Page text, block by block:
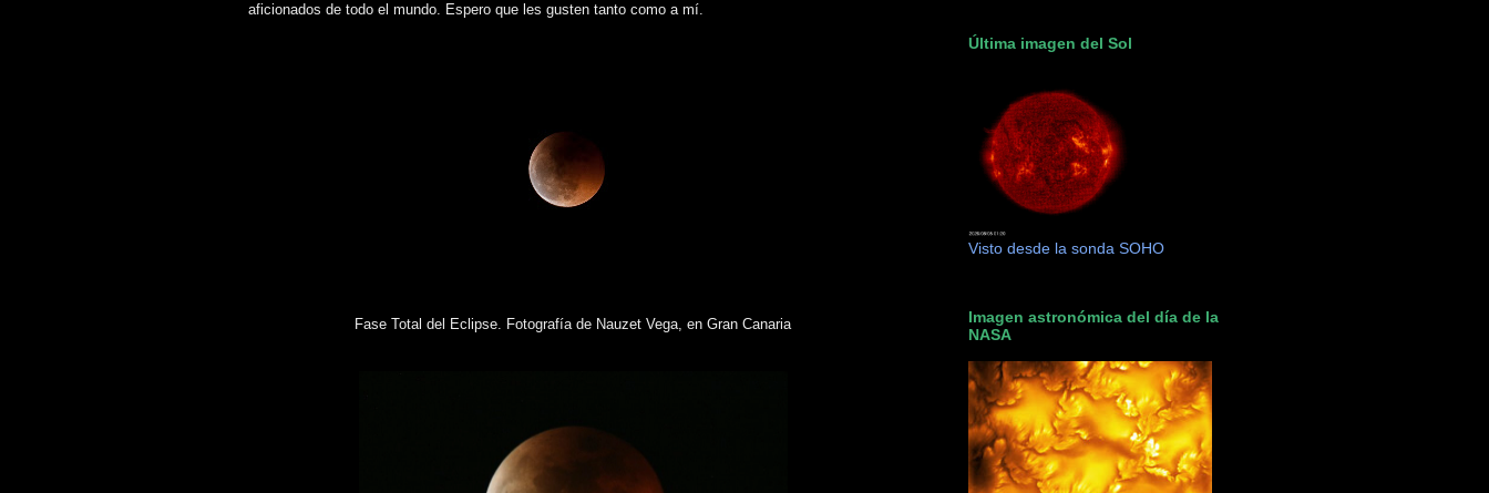
aficionados de todo el mundo. Espero que les gusten tanto como a mí.
Fase Total del Eclipse. Fotografía de Nauzet Vega, en Gran Canaria
Última imagen del Sol
Visto desde la sonda SOHO
Imagen astronómica del día de la
NASA